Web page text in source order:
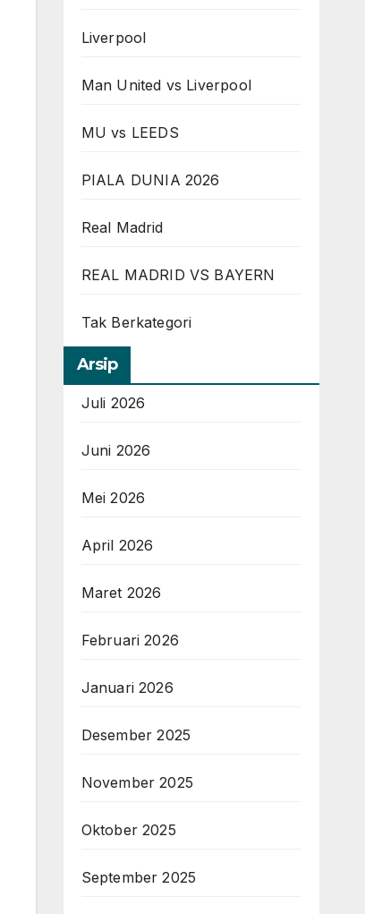
Liverpool
Man United vs Liverpool
MU vs LEEDS
PIALA DUNIA 2026
Real Madrid
REAL MADRID VS BAYERN
Tak Berkategori
Arsip
Juli 2026
Juni 2026
Mei 2026
April 2026
Maret 2026
Februari 2026
Januari 2026
Desember 2025
November 2025
Oktober 2025
September 2025